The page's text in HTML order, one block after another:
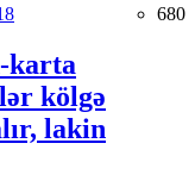
680
karta
kölgə
lakin